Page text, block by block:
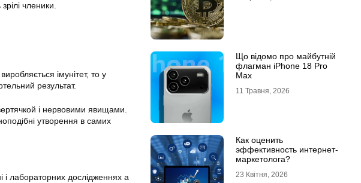
членики.
імунітет, то у
результат.
і нервовими явищами.
утворення в самих
і лабораторних дослідженнях а
Що відомо про майбутній
флагман iPhone 18 Pro
Max
11 Травня, 2026
Как оценить
эффективность интернет-
маркетолога?
23 Квітня, 2026